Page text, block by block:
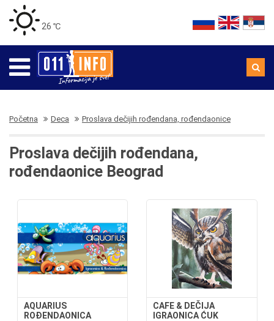
26 ℃
Početna Deca Proslava dečijih rođendana, rođendaonice
Proslava dečijih rođendana,
rođendaonice Beograd
AQUARIUS
ROĐENDAONICA
CAFE & DEČIJA
IGRAONICA ĆUK